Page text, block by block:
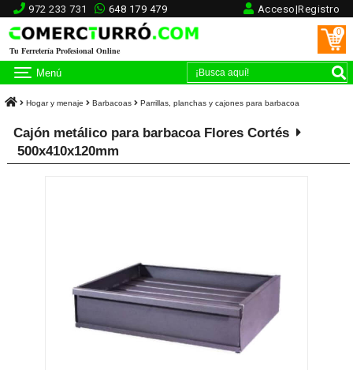
972 233 731 648 179 479 Acceso|Registro
Tu Ferretería Profesional Online
0
Menú
Hogar y menaje Barbacoas Parrillas, planchas y cajones para barbacoa
Cajón metálico para barbacoa Flores Cortés
500x410x120mm